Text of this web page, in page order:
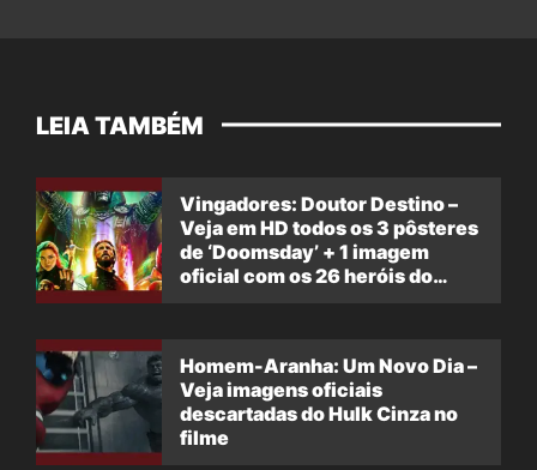
LEIA TAMBÉM
Vingadores: Doutor Destino –
Veja em HD todos os 3 pôsteres
de ‘Doomsday’ + 1 imagem
oficial com os 26 heróis do
Homem-Aranha: Um Novo Dia –
Veja imagens oficiais
descartadas do Hulk Cinza no
filme